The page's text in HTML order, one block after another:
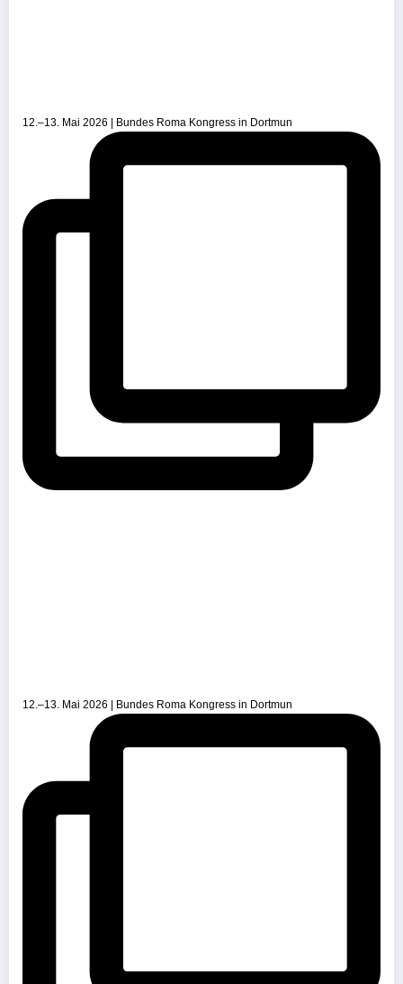
12.–13. Mai 2026 | Bundes Roma Kongress in Dortmun
12.–13. Mai 2026 | Bundes Roma Kongress in Dortmun